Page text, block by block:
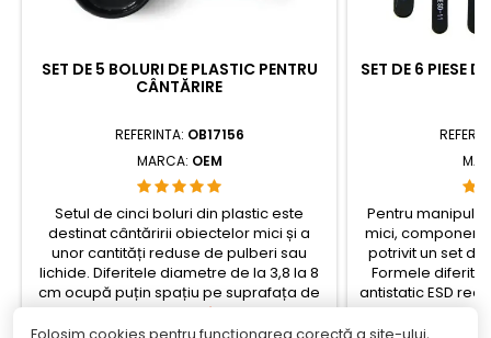
SET DE 5 BOLURI DE PLASTIC PENTRU
CÂNTĂRIRE
REFERINTA: OB17156
MARCA: OEM
Setul de cinci boluri din plastic este
destinat cântăririi obiectelor mici și a
unor cantități reduse de pulberi sau
lichide. Diferitele diametre de la 3,8 la 8
cm ocupă puțin spațiu pe suprafața de
cântărire și permit alegerea bolului în
funcție de cantitatea de material, astfel
30,19 lei
SET DE 6 PIESE
Pentru
mici,
potrivit un set de
Formele diferite
antistatic ESD
de protecție